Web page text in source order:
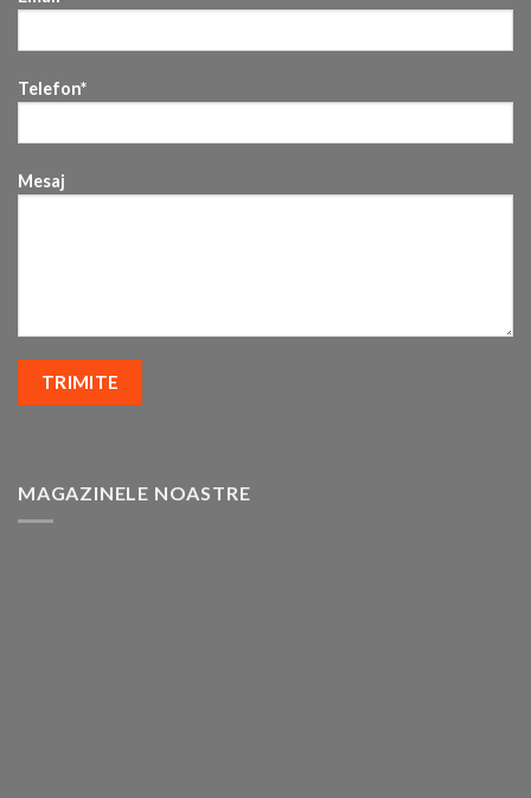
Telefon*
Mesaj
MAGAZINELE NOASTRE